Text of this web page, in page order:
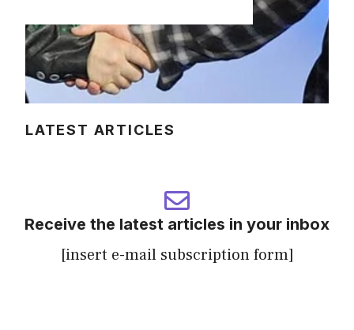
LATEST ARTICLES
Receive the latest articles in your inbox
[insert e-mail subscription form]